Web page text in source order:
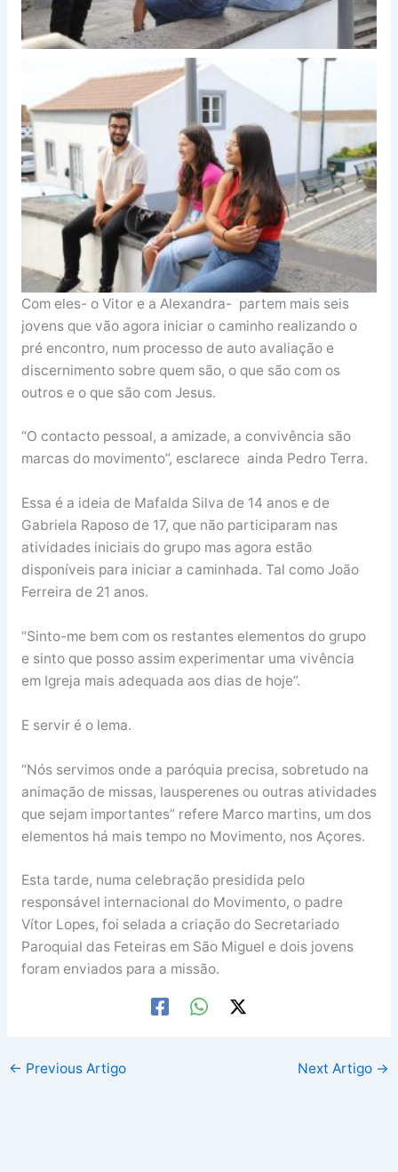
Com eles- o Vitor e a Alexandra- partem mais seis
jovens que vão agora iniciar o caminho realizando o
pré encontro, num processo de auto avaliação e
discernimento sobre quem são, o que são com os
outros e o que são com Jesus.
“O contacto pessoal, a amizade, a convivência são
marcas do movimento”, esclarece ainda Pedro Terra.
Essa é a ideia de Mafalda Silva de 14 anos e de
Gabriela Raposo de 17, que não participaram nas
atividades iniciais do grupo mas agora estão
disponíveis para iniciar a caminhada. Tal como João
Ferreira de 21 anos.
“Sinto-me bem com os restantes elementos do grupo
e sinto que posso assim experimentar uma vivência
em Igreja mais adequada aos dias de hoje”.
E servir é o lema.
“Nós servimos onde a paróquia precisa, sobretudo na
animação de missas, lausperenes ou outras atividades
que sejam importantes” refere Marco martins, um dos
elementos há mais tempo no Movimento, nos Açores.
Esta tarde, numa celebração presidida pelo
responsável internacional do Movimento, o padre
Vítor Lopes, foi selada a criação do Secretariado
Paroquial das Feteiras em São Miguel e dois jovens
foram enviados para a missão.
← Previous Artigo Next Artigo →